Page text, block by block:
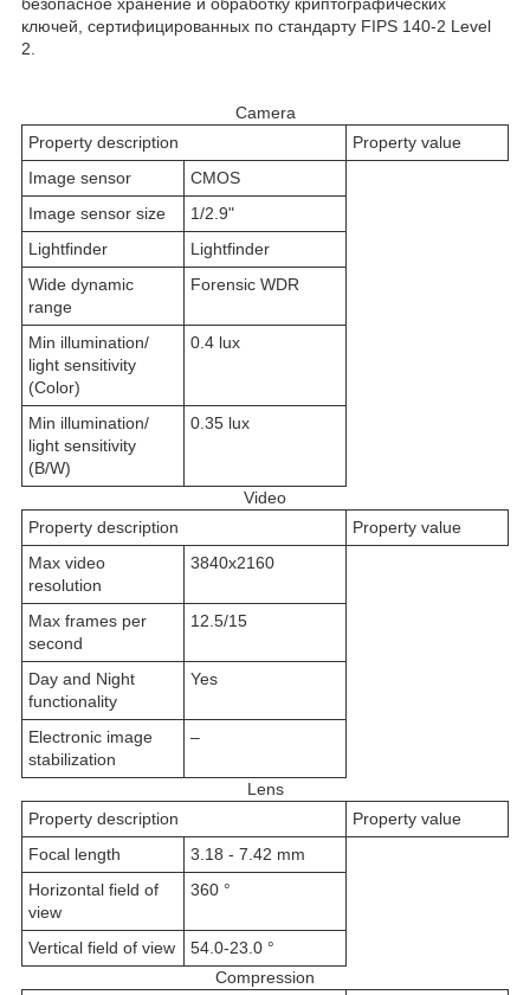
ключей, сертифицированных по стандарту FIPS 140-2 Level
2.
Camera
Property description
Property value
Image sensor
CMOS
Image sensor size
1/2.9"
Lightfinder
Lightfinder
Wide dynamic
range
Forensic WDR
Min illumination/
light sensitivity
(Color)
0.4 lux
Min illumination/
light sensitivity
(B/W)
0.35 lux
Video
Property description
Property value
Max video
resolution
3840x2160
Max frames per
second
12.5/15
Day and Night
functionality
Yes
Electronic image
stabilization
–
Lens
Property description
Property value
Focal length
3.18 - 7.42 mm
Horizontal field of
view
360 °
Vertical field of view
54.0-23.0 °
Compression